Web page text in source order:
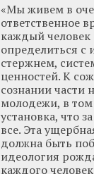
«Мы живем в
ответственное
каждый
определиться с
стержнем,
ценностей. К
сознании части
молодежи, в том
установка, что
все. Эта
должна быть
идеология
каждого